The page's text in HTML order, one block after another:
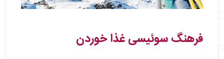
فرهنگ سوئیسی غذا خوردن